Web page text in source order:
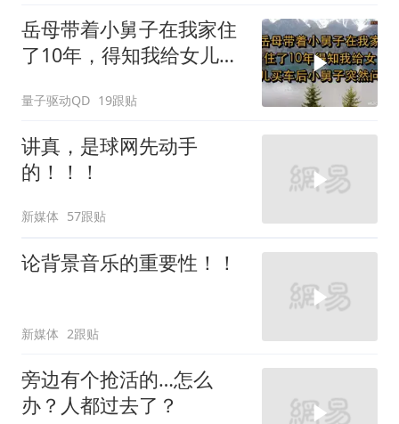
岳母带着小舅子在我家住
了10年，得知我给女儿买
量子驱动QD 19跟贴
讲真，是球网先动手
的！！！
新媒体 57跟贴
论背景音乐的重要性！！
新媒体 2跟贴
旁边有个抢活的…怎么
办？人都过去了？